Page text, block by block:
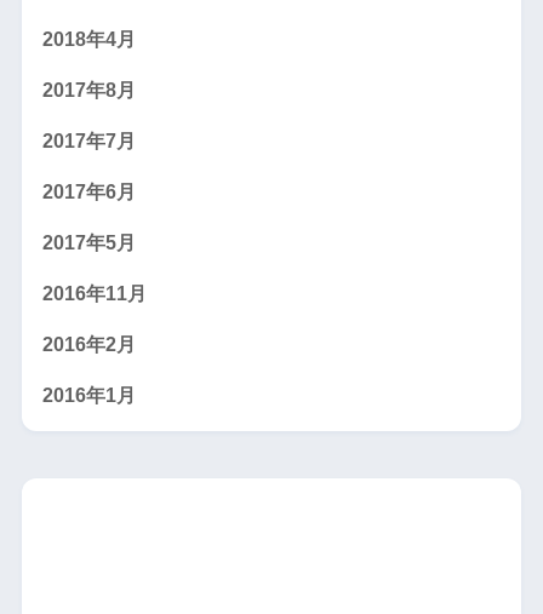
2018年4月
2017年8月
2017年7月
2017年6月
2017年5月
2016年11月
2016年2月
2016年1月